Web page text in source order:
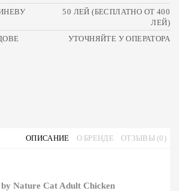
50 ЛЕЙ (БЕСПЛАТНО ОТ 400
ЛЕЙ)
УТОЧНЯЙТЕ У ОПЕРАТОРА
ОПИСАНИЕ О БРЕНДЕ ОТЗЫВЫ (0)
Nature Cat Adult Chicken